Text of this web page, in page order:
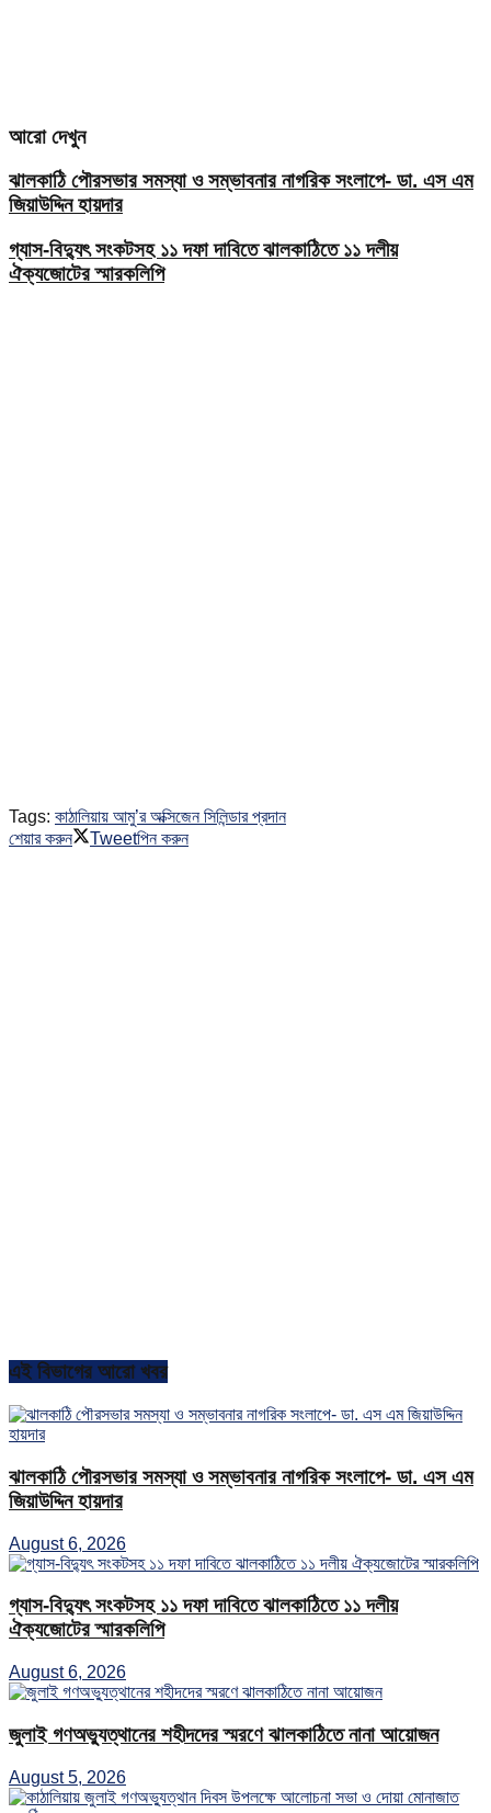
আরো দেখুন
ঝালকাঠি পৌরসভার সমস্যা ও সম্ভাবনার নাগরিক সংলাপে- ডা. এস এম
জিয়াউদ্দিন হায়দার
গ্যাস-বিদ্যুৎ সংকটসহ ১১ দফা দাবিতে ঝালকাঠিতে ১১ দলীয়
ঐক্যজোটের স্মারকলিপি
Tags: কাঠালিয়ায় আমু’র অক্সিজেন সিলিন্ডার প্রদান
শেয়ার করুন
Tweetপিন করুন
এই বিভাগের আরো খবর
ঝালকাঠি পৌরসভার সমস্যা ও সম্ভাবনার নাগরিক সংলাপে- ডা. এস এম
জিয়াউদ্দিন হায়দার
August 6, 2026
গ্যাস-বিদ্যুৎ সংকটসহ ১১ দফা দাবিতে ঝালকাঠিতে ১১ দলীয়
ঐক্যজোটের স্মারকলিপি
August 6, 2026
জুলাই গণঅভ্যুত্থানের শহীদদের স্মরণে ঝালকাঠিতে নানা আয়োজন
August 5, 2026